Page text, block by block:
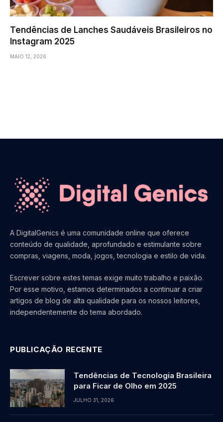
Tendências de Lanches Saudáveis Brasileiros no
Instagram 2025
MAIO 12, 2026
A DigitalGenics é uma comunidade online que oferece
conteúdo de qualidade, aprofundado e estimulante sobre
compras, viagens, moda, jogos, tecnologia e estilo de vida.
Escrever sobre estes temas exige muito trabalho e paixão.
Por esse motivo, estamos determinados a continuar a criar
artigos de blog de alta qualidade para os nossos leitores,
independentemente do tema abordado.
PUBLICAÇÃO RECENTE
Tendências de Tecnologia Brasileira
para Ficar de Olho em 2025
JULHO 31, 2026